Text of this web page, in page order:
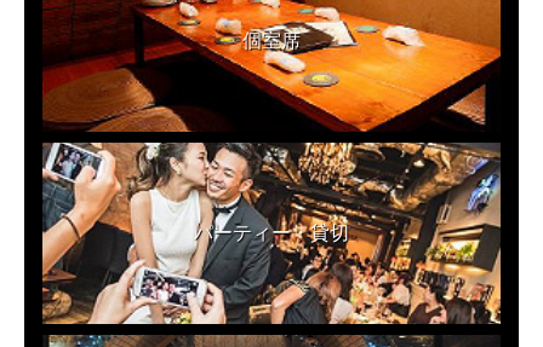
個室席
パーティー・貸切